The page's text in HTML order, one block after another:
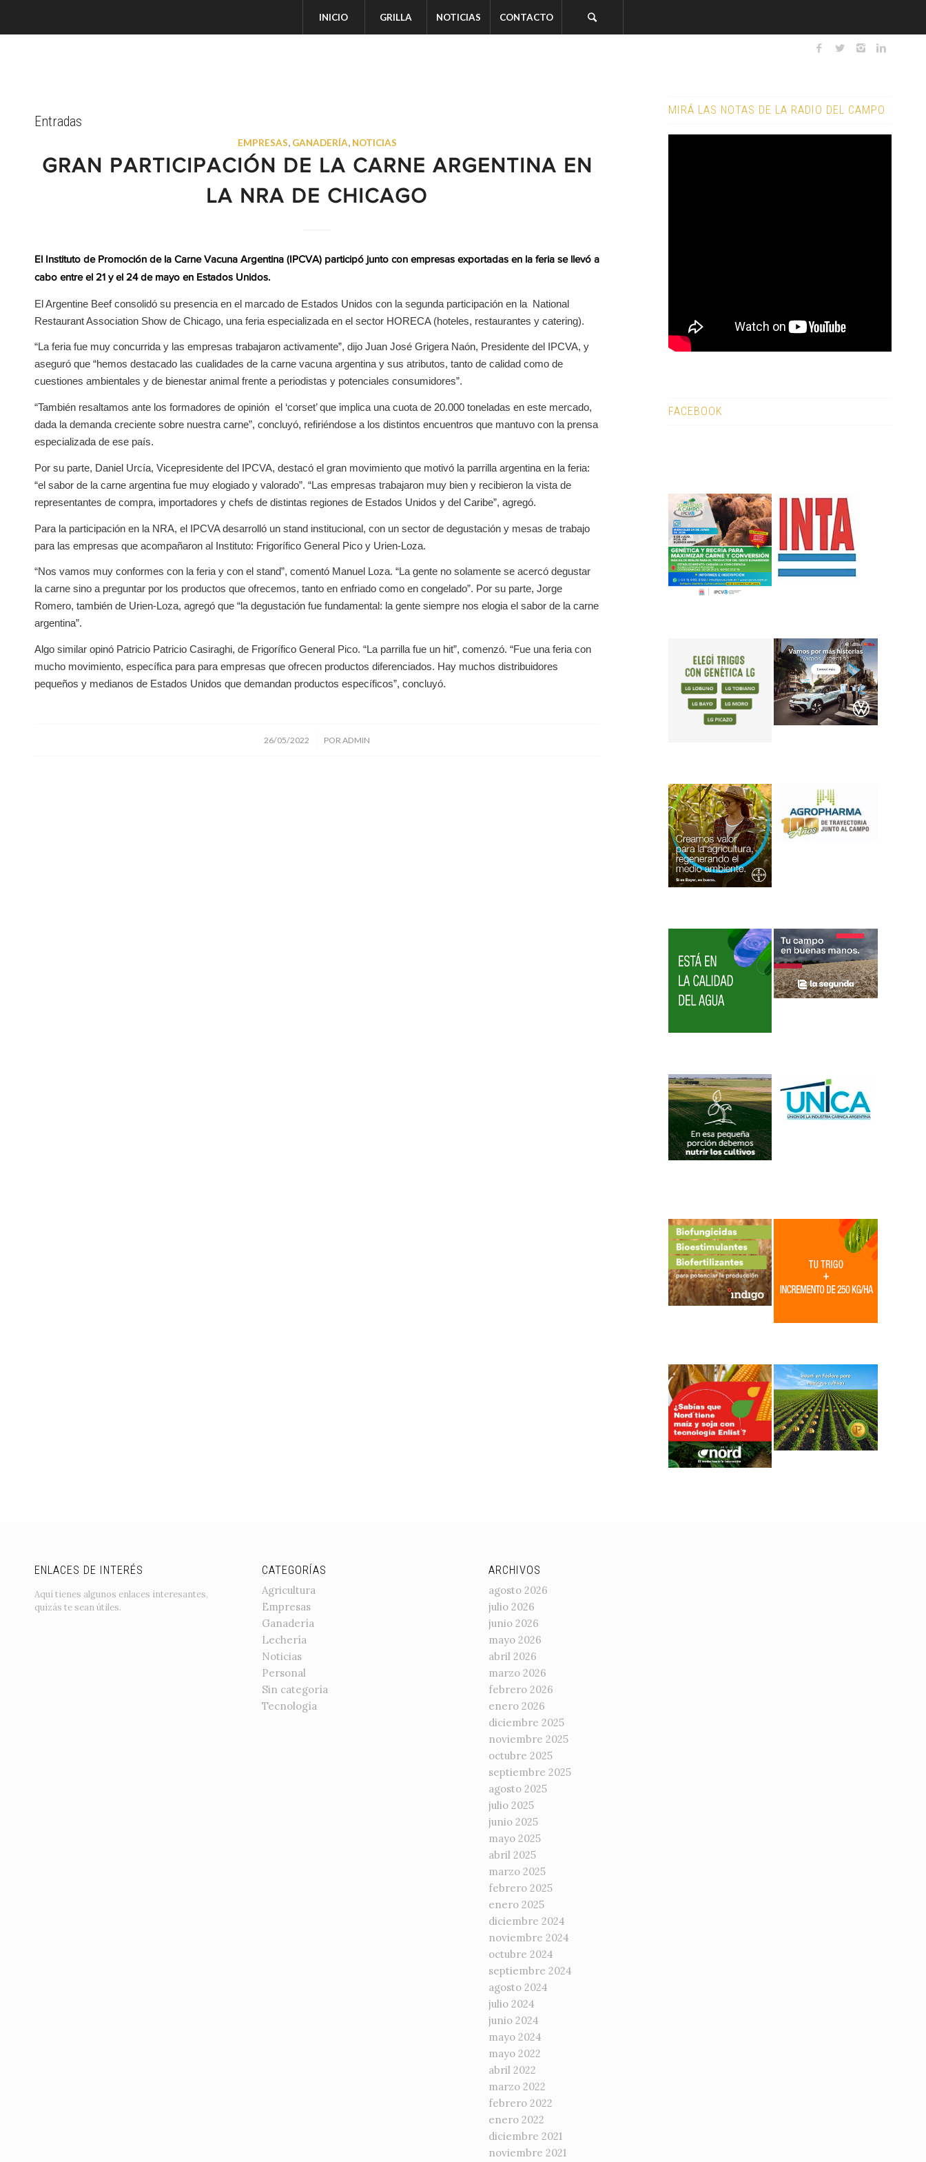
INICIO GRILLA NOTICIAS CONTACTO
Entradas
EMPRESAS, GANADERÍA, NOTICIAS
GRAN PARTICIPACIÓN DE LA CARNE ARGENTINA EN
LA NRA DE CHICAGO
El Instituto de Promoción de la Carne Vacuna Argentina (IPCVA) participó junto con empresas exportadas en la feria se llevó a
cabo entre el 21 y el 24 de mayo en Estados Unidos.
El Argentine Beef consolidó su presencia en el marcado de Estados Unidos con la segunda participación en la National
Restaurant Association Show de Chicago, una feria especializada en el sector HORECA (hoteles, restaurantes y catering).
“La feria fue muy concurrida y las empresas trabajaron activamente”, dijo Juan José Grigera Naón, Presidente del IPCVA, y
aseguró que “hemos destacado las cualidades de la carne vacuna argentina y sus atributos, tanto de calidad como de
cuestiones ambientales y de bienestar animal frente a periodistas y potenciales consumidores”.
“También resaltamos ante los formadores de opinión el ‘corset’ que implica una cuota de 20.000 toneladas en este mercado,
dada la demanda creciente sobre nuestra carne”, concluyó, refiriéndose a los distintos encuentros que mantuvo con la prensa
especializada de ese país.
Por su parte, Daniel Urcía, Vicepresidente del IPCVA, destacó el gran movimiento que motivó la parrilla argentina en la feria:
“el sabor de la carne argentina fue muy elogiado y valorado”. “Las empresas trabajaron muy bien y recibieron la vista de
representantes de compra, importadores y chefs de distintas regiones de Estados Unidos y del Caribe”, agregó.
Para la participación en la NRA, el IPCVA desarrolló un stand institucional, con un sector de degustación y mesas de trabajo
para las empresas que acompañaron al Instituto: Frigorífico General Pico y Urien-Loza.
“Nos vamos muy conformes con la feria y con el stand”, comentó Manuel Loza. “La gente no solamente se acercó degustar
la carne sino a preguntar por los productos que ofrecemos, tanto en enfriado como en congelado”. Por su parte, Jorge
Romero, también de Urien-Loza, agregó que “la degustación fue fundamental: la gente siempre nos elogia el sabor de la carne
argentina”.
Algo similar opinó Patricio Patricio Casiraghi, de Frigorífico General Pico. “La parrilla fue un hit”, comenzó. “Fue una feria con
mucho movimiento, específica para para empresas que ofrecen productos diferenciados. Hay muchos distribuidores
pequeños y medianos de Estados Unidos que demandan productos específicos”, concluyó.
26/05/2022
/ PORADMIN
MIRÁ LAS NOTAS DE LA RADIO DEL CAMPO
FACEBOOK
ENLACES DE INTERÉS
Aquí tienes algunos enlaces interesantes,
quizás te sean útiles.
CATEGORÍAS
Agricultura
Empresas
Ganadería
Lechería
Noticias
Personal
Sin categoría
Tecnología
ARCHIVOS
agosto 2026
julio 2026
junio 2026
mayo 2026
abril 2026
marzo 2026
febrero 2026
enero 2026
diciembre 2025
noviembre 2025
octubre 2025
septiembre 2025
agosto 2025
julio 2025
junio 2025
mayo 2025
abril 2025
marzo 2025
febrero 2025
enero 2025
diciembre 2024
noviembre 2024
octubre 2024
septiembre 2024
agosto 2024
julio 2024
junio 2024
mayo 2024
mayo 2022
abril 2022
marzo 2022
febrero 2022
enero 2022
diciembre 2021
noviembre 2021